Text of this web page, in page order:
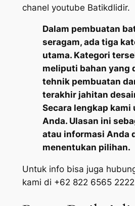
chanel youtube Batikdlidir.
Dalam pembuatan
seragam, ada tiga
utama. Kategori
meliputi bahan yang
tehnik pembuatan
terakhir jahitan
Secara lengkap kami
Anda. Ulasan ini
atau informasi Anda
menentukan pilihan.
Untuk info bisa juga
kami di +62 822 6565